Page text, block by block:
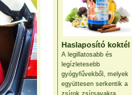
Haslaposító koktél
A legillatosabb és
legízletesebb
gyógyfűvekből, melyek
együttesen serkentik a